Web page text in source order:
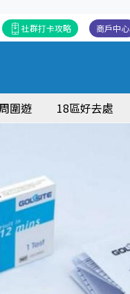
商戶中心
社群打卡攻略
圍遊 18區好去處